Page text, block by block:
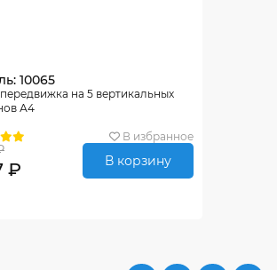
10065
на 5 вертикальных
А4
В избранное
₽ В корзину